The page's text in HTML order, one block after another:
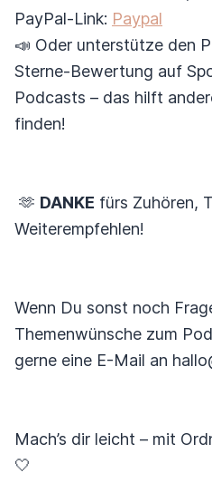
PayPal-Link: Paypal
📣 Oder unterstütze den
Sterne-Bewertung auf
Podcasts – das hilft
finden!
🫶 DANKE fürs Zuhören,
Weiterempfehlen!
Wenn Du sonst noch
Themenwünsche zum
gerne eine E-Mail an
Mach’s dir leicht – mit
🤍